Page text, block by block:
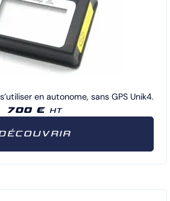
en autonome, sans GPS Unik4.
700 € HT